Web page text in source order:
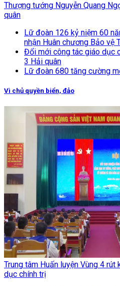
Thượng tướng Nguyễn Quang
quân
Lữ đoàn 126 kỷ niệm 60
nhận Huân chương Bảo vệ
Đổi mới công tác giáo dục
3 Hải quân
Lữ đoàn 680 tăng cường
Vì chủ quyền biển, đảo
Trung tâm Huấn luyện Vùng 4
dục chính trị